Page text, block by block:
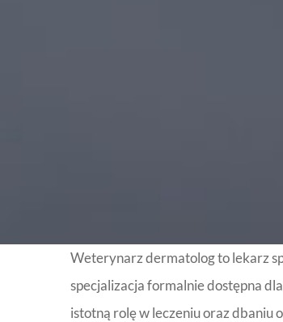
Weterynarz dermatolog to lekarz
specjalizacja formalnie dostępna
istotną rolę w leczeniu oraz dbaniu